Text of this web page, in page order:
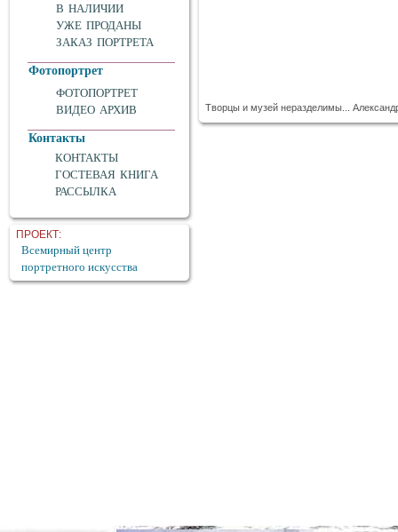
В НАЛИЧИИ
УЖЕ ПРОДАНЫ
ЗАКАЗ ПОРТРЕТА
Фотопортрет
ФОТОПОРТРЕТ
ВИДЕО АРХИВ
Контакты
КОНТАКТЫ
ГОСТЕВАЯ КНИГА
РАССЫЛКА
ПРОЕКТ:
Всемирный центр
портретного искусства
Творцы и музей неразделимы...